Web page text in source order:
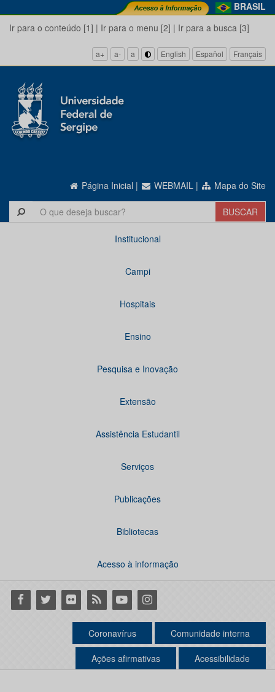
BRASIL
Ir para o conteúdo [1] | Ir para o menu [2] | Ir para a busca [3]
a+ a- a English Español Français
Página Inicial | WEBMAIL | Mapa do Site
Institucional
Campi
Hospitais
Ensino
Pesquisa e Inovação
Extensão
Assistência Estudantil
Serviços
Publicações
Bibliotecas
Acesso à informação
Facebook
Twitter Flickr RSS YoutubeInstagram
Coronavírus Comunidade interna
Ações afirmativas Acessibilidade